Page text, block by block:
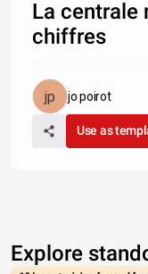
La centrale
chiffres
jo poirot
Use as
Explore